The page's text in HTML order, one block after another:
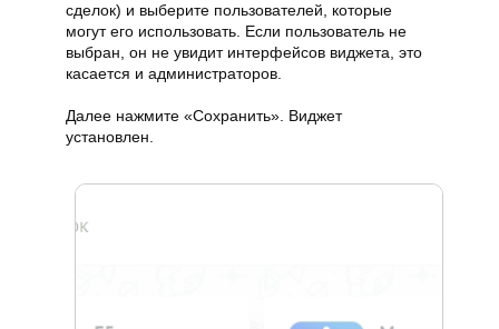
сделок) и выберите пользователей, которые
могут его использовать. Если пользователь не
выбран, он не увидит интерфейсов виджета, это
касается и администраторов.
Далее нажмите «Сохранить». Виджет
установлен.